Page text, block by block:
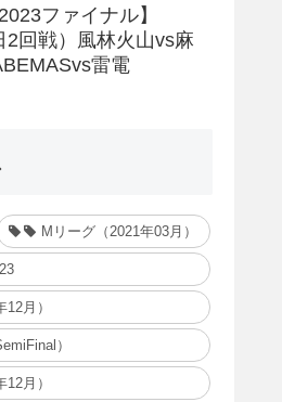
ファイナル】
2回戦）風林火山vs麻
雷電
Mリーグ（2021年03月）
月）
）
月）